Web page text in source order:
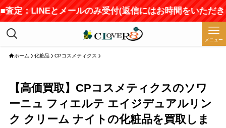
LINEとメールのみ受付(返信にはお時間をいただきます)
メニュー
ホーム 化粧品 CPコスメティクス
【高価買取】CPコスメティクスのソワ
ーニュ フィエルテ エイジデュアルリン
ク クリーム ナイトの化粧品を買取しま